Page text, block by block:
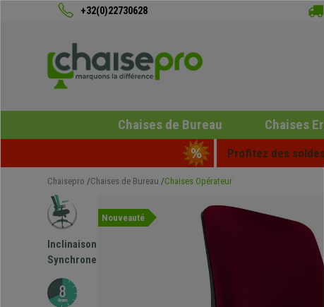
+32(0)22730628
Chaises de Bureau Chaises
Profitez des
Chaisepro Chaises de Bureau Chaises Opérateur
Inclinaison
Synchrone
Nouveauté